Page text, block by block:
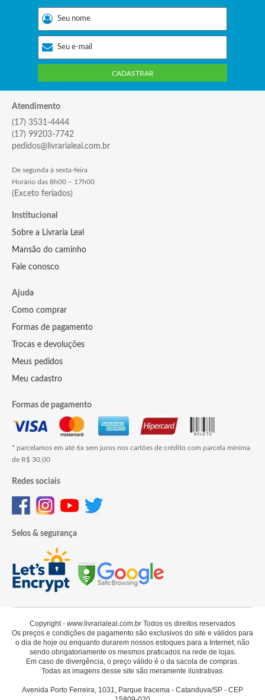
CADASTRAR
Atendimento
(17) 3531-4444
(17) 99203-7742
pedidos@livrarialeal.com.br
De segunda à sexta-feira
Horário das 8h00 – 17h00
(Exceto feriados)
Institucional
Sobre a Livraria Leal
Mansão do caminho
Fale conosco
Ajuda
Como comprar
Formas de pagamento
Trocas e devoluções
Meus pedidos
Meu cadastro
Formas de pagamento
* parcelamos em até 6x sem juros nos cartões de crédito com parcela mínima
de R$ 30,00
Redes sociais
Selos & segurança
Copyright - www.livrarialeal.com.br Todos os direitos reservados
Os preços e condições de pagamento são exclusivos do site e válidos para
o dia de hoje ou enquanto durarem nossos estoques para a Internet, não
sendo obrigatoriamente os mesmos praticados na rede de lojas.
Em caso de divergência, o preço válido é o da sacola de compras.
Todas as imagens desse site são meramente ilustrativas.
Avenida Porto Ferreira, 1031, Parque Iracema - Catanduva/SP - CEP